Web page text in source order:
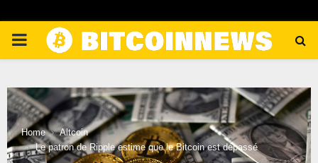
PRIMARY
Home
Altcoin
Le patron de Ripple estime que le Bitcoin est dépassé